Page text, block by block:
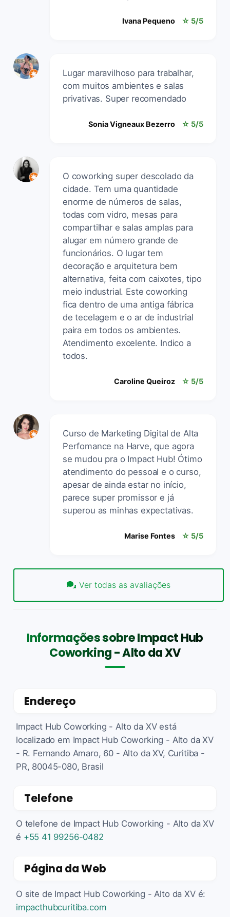
Ivana Pequeno ☆ 5/5
Lugar maravilhoso para trabalhar,
com muitos ambientes e salas
privativas. Super recomendado
Sonia Vigneaux Bezerro ☆ 5/5
O coworking super descolado da
cidade. Tem uma quantidade
enorme de números de salas,
todas com vidro, mesas para
compartilhar e salas amplas para
alugar em número grande de
funcionários. O lugar tem
decoração e arquitetura bem
alternativa, feita com caixotes, tipo
meio industrial. Este coworking
fica dentro de uma antiga fábrica
de tecelagem e o ar de industrial
paira em todos os ambientes.
Atendimento excelente. Indico a
todos.
Caroline Queiroz ☆ 5/5
Curso de Marketing Digital de Alta
Perfomance na Harve, que agora
se mudou pra o Impact Hub! Ótimo
atendimento do pessoal e o curso,
apesar de ainda estar no início,
parece super promissor e já
superou as minhas expectativas.
Marise Fontes ☆ 5/5
Ver todas as avaliações
Informações sobre Impact Hub
Coworking - Alto da XV
Endereço
Impact Hub Coworking - Alto da XV está
localizado em Impact Hub Coworking - Alto da XV
- R. Fernando Amaro, 60 - Alto da XV, Curitiba -
PR, 80045-080, Brasil
Telefone
O telefone de Impact Hub Coworking - Alto da XV
é +55 41 99256-0482
Página da Web
O site de Impact Hub Coworking - Alto da XV é:
impacthubcuritiba.com